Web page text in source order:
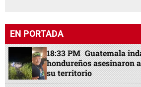
EN PORTADA
18:33 PM Guatemala
hondureños asesinaron
su territorio